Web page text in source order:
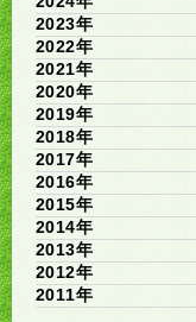
2023年
2022年
2021年
2020年
2019年
2018年
2017年
2016年
2015年
2014年
2013年
2012年
2011年